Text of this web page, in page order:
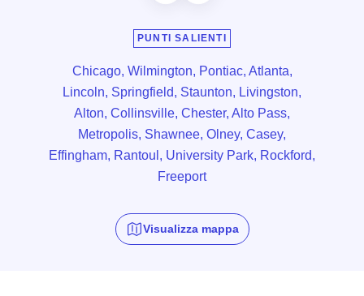
PUNTI SALIENTI
Chicago, Wilmington, Pontiac, Atlanta,
Lincoln, Springfield, Staunton, Livingston,
Alton, Collinsville, Chester, Alto Pass,
Metropolis, Shawnee, Olney, Casey,
Effingham, Rantoul, University Park, Rockford,
Freeport
Visualizza mappa